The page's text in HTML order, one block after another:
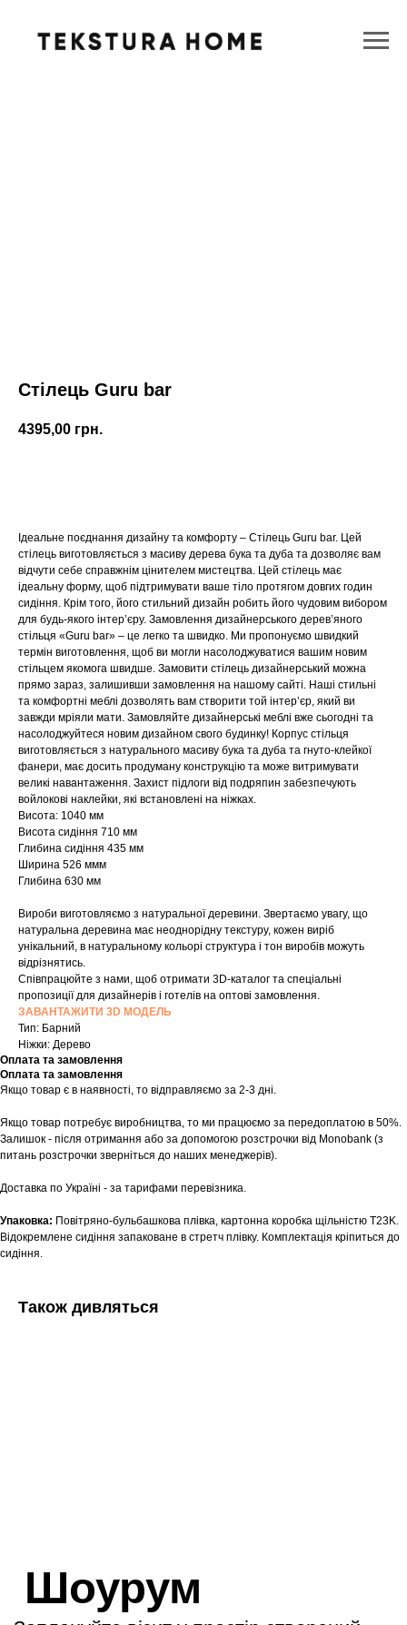
Стілець Guru bar
4395,00 грн.
Ідеальне поєднання дизайну та комфорту – Стілець Guru bar. Цей
стілець виготовляється з масиву дерева бука та дуба та дозволяє вам
відчути себе справжнім цінителем мистецтва. Цей стілець має
ідеальну форму, щоб підтримувати ваше тіло протягом довгих годин
сидіння. Крім того, його стильний дизайн робить його чудовим вибором
для будь-якого інтер’єру. Замовлення дизайнерського деревʼяного
стільця «Guru bar» – це легко та швидко. Ми пропонуємо швидкий
термін виготовлення, щоб ви могли насолоджуватися вашим новим
стільцем якомога швидше. Замовити стілець дизайнерський можна
прямо зараз, залишивши замовлення на нашому сайті. Наші стильні
та комфортні меблі дозволять вам створити той інтер’єр, який ви
завжди мріяли мати. Замовляйте дизайнерські меблі вже сьогодні та
насолоджуйтеся новим дизайном свого будинку! Корпус стільця
виготовляється з натурального масиву бука та дуба та гнуто-клейкої
фанери, має досить продуману конструкцію та може витримувати
великі навантаження. Захист підлоги від подряпин забезпечують
войлокові наклейки, які встановлені на ніжках.
Висота: 1040 мм
Висота сидіння 710 мм
Глибина сидіння 435 мм
Ширина 526 ммм
Глибина 630 мм
Вироби виготовляємо з натуральної деревини. Звертаємо увагу, що
натуральна деревина має неоднорідну текстуру, кожен виріб
унікальний, в натуральному кольорі структура і тон виробів можуть
відрізнятись.
Співпрацюйте з нами, щоб отримати 3D-каталог та спеціальні
пропозиції для дизайнерів і готелів на оптові замовлення.
ЗАВАНТАЖИТИ 3D МОДЕЛЬ
Тип: Барний
Ніжки: Дерево
Оплата та замовлення
Оплата та замовлення
Якщо товар є в наявності, то відправляємо за 2-3 дні.
Якщо товар потребує виробництва, то ми працюємо за передоплатою в 50%.
Залишок - після отримання або за допомогою розстрочки від Monobank (з
питань розстрочки зверніться до наших менеджерів).
Доставка по Україні - за тарифами перевізника.
Упаковка: Повітряно-бульбашкова плівка, картонна коробка щільністю T23K.
Відокремлене сидіння запаковане в стретч плівку. Комплектація кріпиться до
сидіння.
Також дивляться
Шоурум
Tekstura
Заплануйте візит у простір створений
для вас
Записатися